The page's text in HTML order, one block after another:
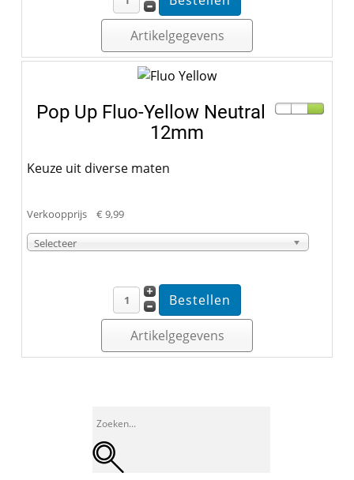
Artikelgegevens
Pop Up Fluo-Yellow Neutral
12mm
Keuze uit diverse maten
Verkoopprijs € 9,99
Selecteer
Artikelgegevens